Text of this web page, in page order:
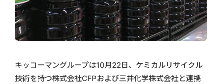
キッコーマングループは10月22日、ケミカルリサイクル
技術を持つ株式会社CFPおよび三井化学株式会社と連携